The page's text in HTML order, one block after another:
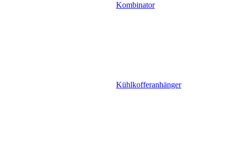
Kombinator
Kühlkofferanhänger